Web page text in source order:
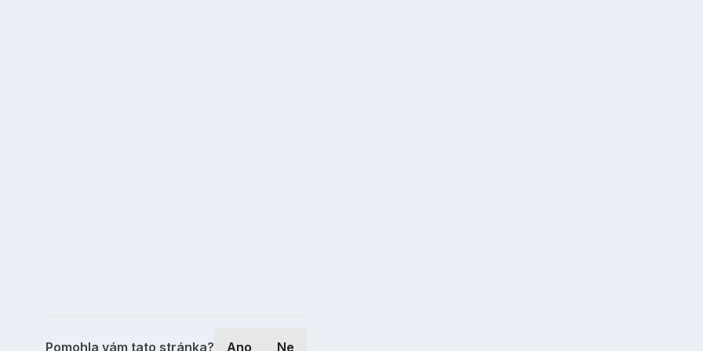
Pomohla vám tato stránka? Ano Ne